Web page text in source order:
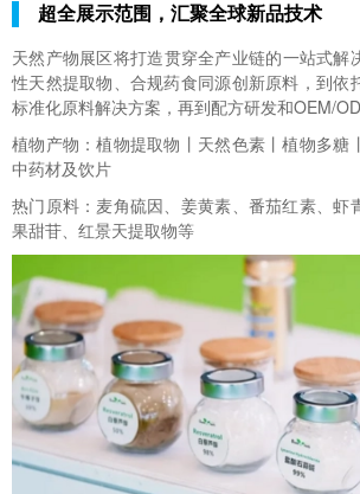
超全展示范围，汇聚全球新品技术
天然产物展区将打造贯穿全产业链的一站式
性天然提取物、合规药食同源创新原料，到依
标准化原料解决方案，再到配方研发和OEM/
植物产物：植物提取物丨天然色素丨植物多糖
中药材及饮片
热门原料：麦角硫因、姜黄素、番茄红素、虾
果甜苷、红景天提取物等